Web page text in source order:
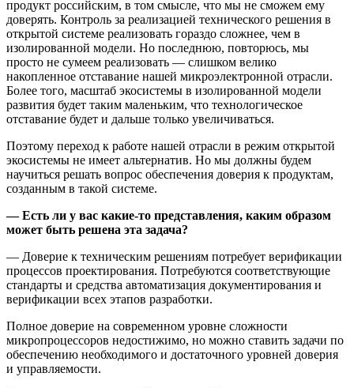
продукт российским, в том смысле, что мы не сможем ему
доверять. Контроль за реализацией технического решения в
открытой системе реализовать гораздо сложнее, чем в
изолированной модели. Но последнюю, повторюсь, мы
просто не сумеем реализовать — слишком велико
накопленное отставание нашей микроэлектронной отрасли.
Более того, масштаб экосистемы в изолированной модели
развития будет таким маленьким, что технологическое
отставание будет и дальше только увеличиваться.
Поэтому переход к работе нашей отрасли в режим открытой
экосистемы не имеет альтернатив. Но мы должны будем
научиться решать вопрос обеспечения доверия к продуктам,
созданным в такой системе.
— Есть ли у вас какие-то представления, каким образом
может быть решена эта задача?
— Доверие к техническим решениям потребует верификации
процессов проектирования. Потребуются соответствующие
стандарты и средства автоматизация документирования и
верификации всех этапов разработки.
Полное доверие на современном уровне сложности
микропроцессоров недостижимо, но можно ставить задачи по
обеспечению необходимого и достаточного уровней доверия
и управляемости.